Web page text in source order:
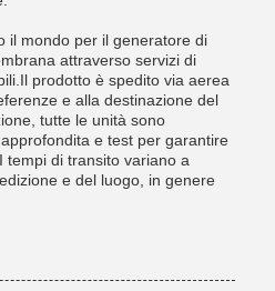
il mondo per il generatore di
attraverso servizi di
prodotto è spedito via aerea
e alla destinazione del
tutte le unità sono
e test per garantire
tempi di transito variano a
e del luogo, in genere